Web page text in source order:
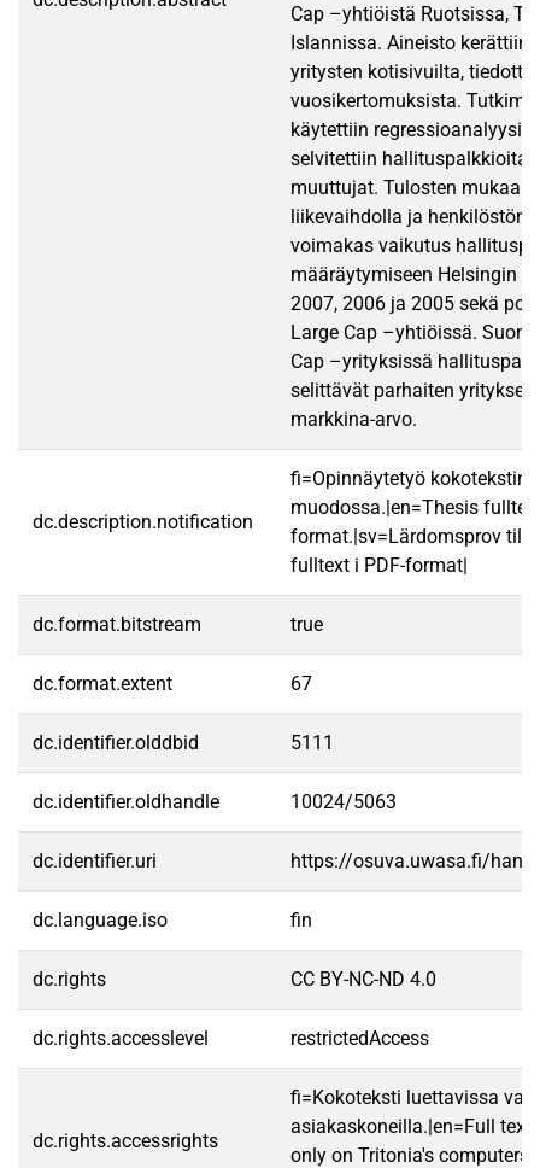
Cap –yhtiöistä Ruotsissa,
Islannissa. Aineisto kerättiin
yritysten kotisivuilta,
vuosikertomuksista.
käytettiin
selvitettiin hallituspalkkioita
muuttujat. Tulosten mukaan
liikevaihdolla ja henkilöstön
voimakas vaikutus
määräytymiseen Helsingin
2007, 2006 ja 2005 sekä
Large Cap –yhtiöissä.
Cap –yrityksissä
selittävät parhaiten yrityksen
markkina-arvo.
dc.description.notification
fi=Opinnäytetyö kokotekstinä
muodossa.|en=Thesis
format.|sv=Lärdomsprov
fulltext i PDF-format|
dc.format.bitstream true
dc.format.extent 67
dc.identifier.olddbid 5111
dc.identifier.oldhandle 10024/5063
dc.identifier.uri https://osuva.uwasa.fi/
dc.language.iso fin
dc.rights CC BY-NC-ND 4.0
dc.rights.accesslevel restrictedAccess
dc.rights.accessrights
fi=Kokoteksti luettavissa
asiakaskoneilla.|en=Full text
only on Tritonia's